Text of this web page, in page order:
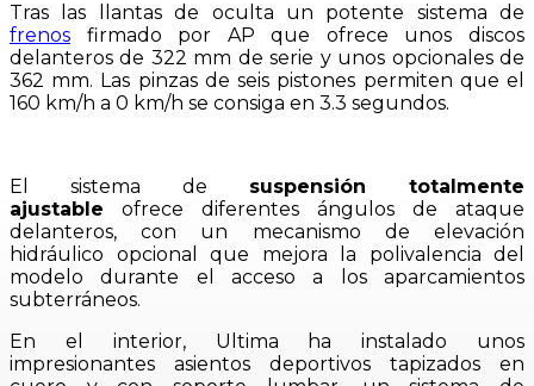
Tras las llantas de oculta un potente sistema de
frenos firmado por AP que ofrece unos discos
delanteros de 322 mm de serie y unos opcionales de
362 mm. Las pinzas de seis pistones permiten que el
160 km/h a 0 km/h se consiga en 3.3 segundos.
El sistema de suspensión totalmente
ajustable ofrece diferentes ángulos de ataque
delanteros, con un mecanismo de elevación
hidráulico opcional que mejora la polivalencia del
modelo durante el acceso a los aparcamientos
subterráneos.
En el interior, Ultima ha instalado unos
impresionantes asientos deportivos tapizados en